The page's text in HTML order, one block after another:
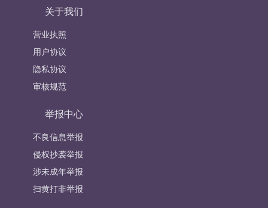
关于我们
营业执照
用户协议
隐私协议
审核规范
举报中心
不良信息举报
侵权抄袭举报
涉未成年举报
扫黄打非举报